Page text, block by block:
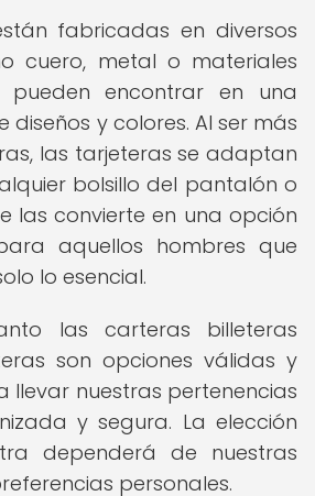
fabricadas en diversos
cuero, metal o materiales
pueden encontrar en una
y colores. Al ser más
las tarjeteras se adaptan
bolsillo del pantalón o
las convierte en una opción
aquellos hombres que
lo esencial.
las carteras billeteras
son opciones válidas y
llevar nuestras pertenencias
y segura. La elección
dependerá de nuestras
personales.